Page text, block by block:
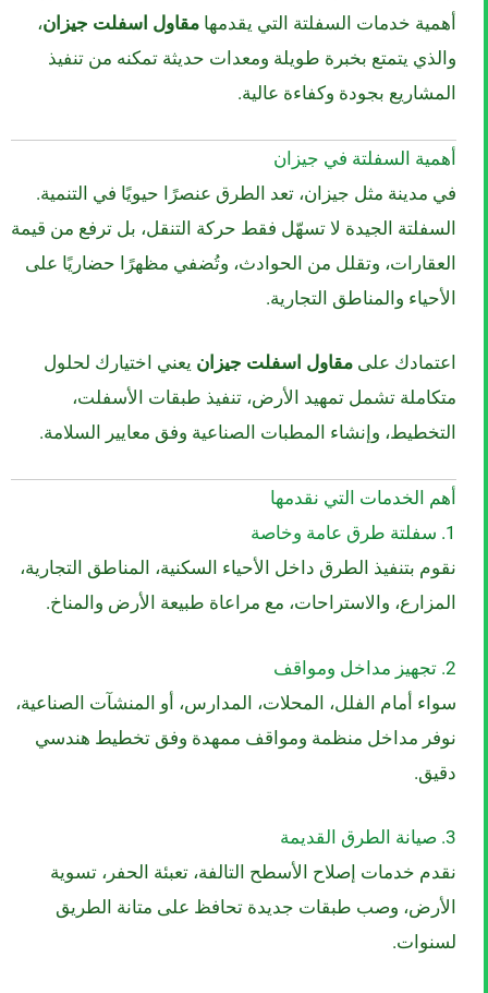
أهمية خدمات السفلتة التي يقدمها مقاول اسفلت جيزان،
والذي يتمتع بخبرة طويلة ومعدات حديثة تمكنه من تنفيذ
المشاريع بجودة وكفاءة عالية.
أهمية السفلتة في جيزان
في مدينة مثل جيزان، تعد الطرق عنصرًا حيويًا في التنمية.
السفلتة الجيدة لا تسهّل فقط حركة التنقل، بل ترفع من قيمة
العقارات، وتقلل من الحوادث، وتُضفي مظهرًا حضاريًا على
الأحياء والمناطق التجارية.
اعتمادك على مقاول اسفلت جيزان يعني اختيارك لحلول
متكاملة تشمل تمهيد الأرض، تنفيذ طبقات الأسفلت،
التخطيط، وإنشاء المطبات الصناعية وفق معايير السلامة.
أهم الخدمات التي نقدمها
1. سفلتة طرق عامة وخاصة
نقوم بتنفيذ الطرق داخل الأحياء السكنية، المناطق التجارية،
المزارع، والاستراحات، مع مراعاة طبيعة الأرض والمناخ.
2. تجهيز مداخل ومواقف
سواء أمام الفلل، المحلات، المدارس، أو المنشآت الصناعية،
نوفر مداخل منظمة ومواقف ممهدة وفق تخطيط هندسي
دقيق.
3. صيانة الطرق القديمة
نقدم خدمات إصلاح الأسطح التالفة، تعبئة الحفر، تسوية
الأرض، وصب طبقات جديدة تحافظ على متانة الطريق
لسنوات.